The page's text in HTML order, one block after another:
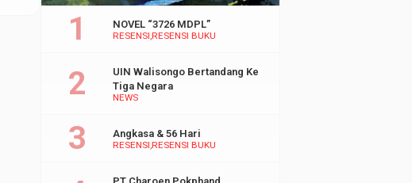
RESENSI RESENSI BUKU
NOVEL “3726 MDPL”
NEWS
UIN Walisongo Bertandang Ke
Tiga Negara
RESENSI RESENSI BUKU
Angkasa & 56 Hari